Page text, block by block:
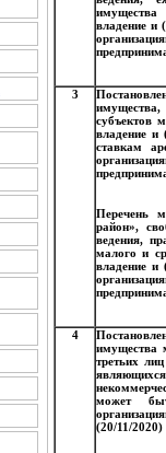
имущества
владение и
3
имущества,
субъектов
владение и
ставкам
Перечень
район»,
ведения,
малого и
владение и
4
имущества
третьих
может
(20/11/2020)